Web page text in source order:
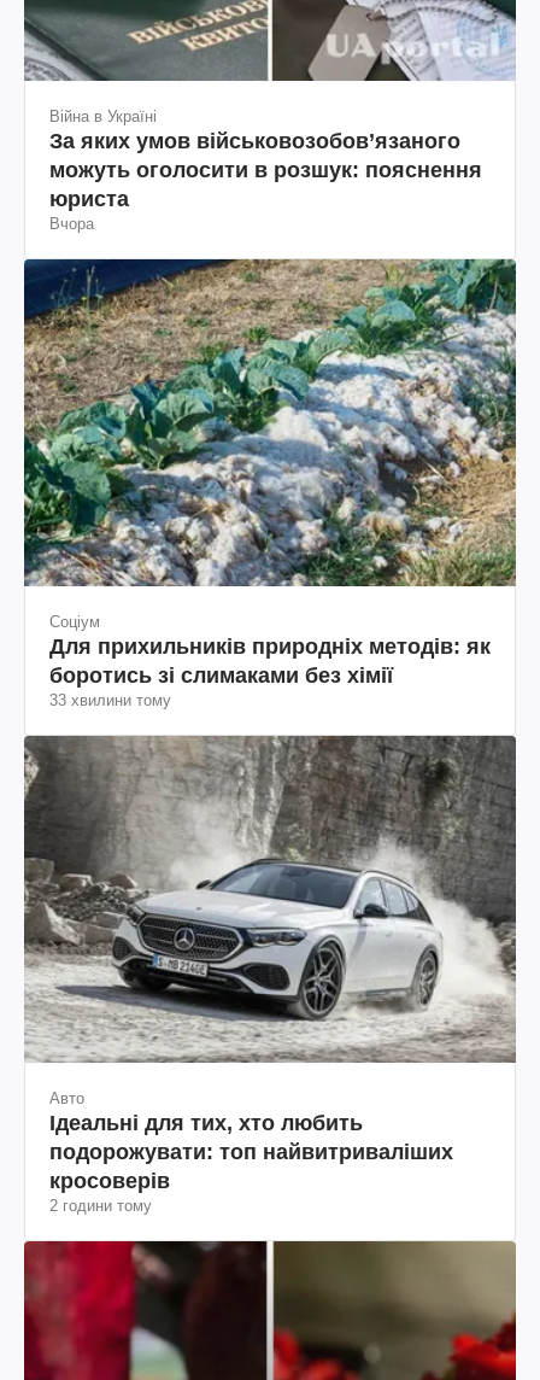
Війна в Україні
За яких умов військовозобов’язаного
можуть оголосити в розшук: пояснення
юриста
Вчора
Соціум
Для прихильників природніх методів: як
боротись зі слимаками без хімії
33 хвилини тому
Авто
Ідеальні для тих, хто любить
подорожувати: топ найвитриваліших
кросоверів
2 години тому